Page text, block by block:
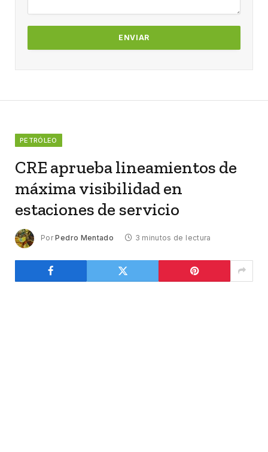
PETRÓLEO
CRE aprueba lineamientos de
máxima visibilidad en
estaciones de servicio
Por Pedro Mentado 3 minutos de lectura